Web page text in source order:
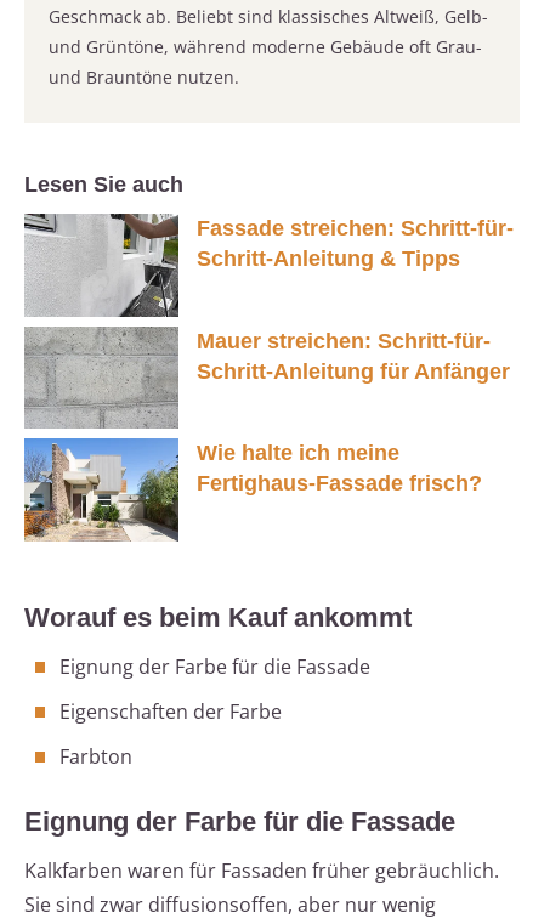
Geschmack ab. Beliebt sind klassisches Altweiß, Gelb-
und Grüntöne, während moderne Gebäude oft Grau-
und Brauntöne nutzen.
Lesen Sie auch
Fassade streichen: Schritt-für-
Schritt-Anleitung & Tipps
Mauer streichen: Schritt-für-
Schritt-Anleitung für Anfänger
Wie halte ich meine
Fertighaus-Fassade frisch?
Worauf es beim Kauf ankommt
Eignung der Farbe für die Fassade
Eigenschaften der Farbe
Farbton
Eignung der Farbe für die Fassade
Kalkfarben waren für Fassaden früher gebräuchlich.
Sie sind zwar diffusionsoffen, aber nur wenig